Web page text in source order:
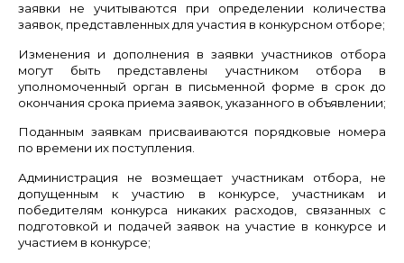
заявки не учитываются при определении количества
заявок, представленных для участия в конкурсном отборе;
Изменения и дополнения в заявки участников отбора
могут быть представлены участником отбора в
уполномоченный орган в письменной форме в срок до
окончания срока приема заявок, указанного в объявлении;
Поданным заявкам присваиваются порядковые номера
по времени их поступления.
Администрация не возмещает участникам отбора, не
допущенным к участию в конкурсе, участникам и
победителям конкурса никаких расходов, связанных с
подготовкой и подачей заявок на участие в конкурсе и
участием в конкурсе;